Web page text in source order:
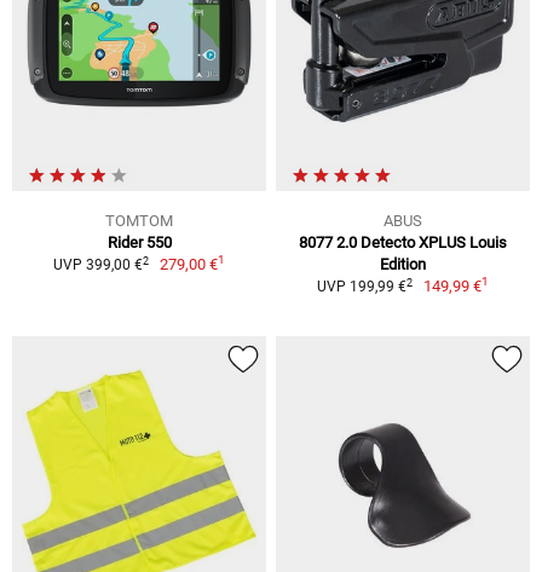
TOMTOM
Rider 550
UVP 399,00 €2 279,00 €1
ABUS
8077 2.0 Detecto XPLUS Louis
Edition
UVP 199,99 €2 149,99 €1